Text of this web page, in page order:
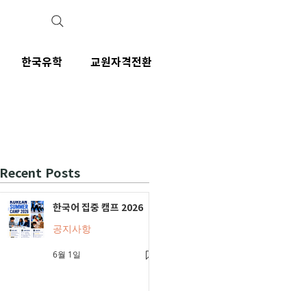
Recent Posts
한국어 집중 캠프 2026
공지사항
6월 1일
한국유학 교원자격전환